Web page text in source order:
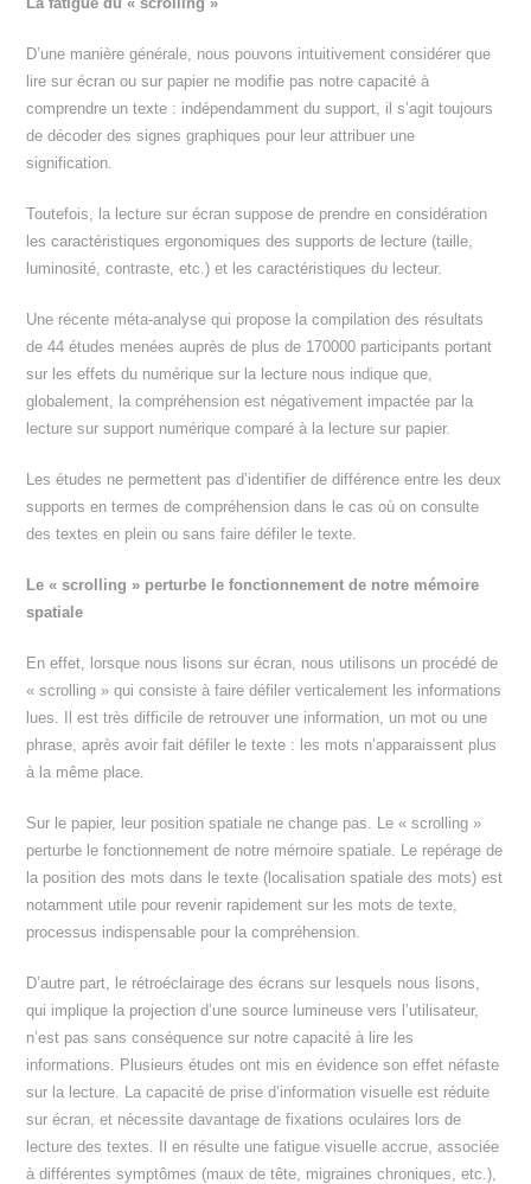
D’une manière générale, nous pouvons intuitivement considérer que
lire sur écran ou sur papier ne modifie pas notre capacité à
comprendre un texte : indépendamment du support, il s’agit toujours
de décoder des signes graphiques pour leur attribuer une
signification.
Toutefois, la lecture sur écran suppose de prendre en considération
les caractéristiques ergonomiques des supports de lecture (taille,
luminosité, contraste, etc.) et les caractéristiques du lecteur.
Une récente méta-analyse qui propose la compilation des résultats
de 44 études menées auprès de plus de 170000 participants portant
sur les effets du numérique sur la lecture nous indique que,
globalement, la compréhension est négativement impactée par la
lecture sur support numérique comparé à la lecture sur papier.
Les études ne permettent pas d’identifier de différence entre les deux
supports en termes de compréhension dans le cas où on consulte
des textes en plein ou sans faire défiler le texte.
Le « scrolling » perturbe le fonctionnement de notre mémoire
spatiale
En effet, lorsque nous lisons sur écran, nous utilisons un procédé de
« scrolling » qui consiste à faire défiler verticalement les informations
lues. Il est très difficile de retrouver une information, un mot ou une
phrase, après avoir fait défiler le texte : les mots n’apparaissent plus
à la même place.
Sur le papier, leur position spatiale ne change pas. Le « scrolling »
perturbe le fonctionnement de notre mémoire spatiale. Le repérage de
la position des mots dans le texte (localisation spatiale des mots) est
notamment utile pour revenir rapidement sur les mots de texte,
processus indispensable pour la compréhension.
D’autre part, le rétroéclairage des écrans sur lesquels nous lisons,
qui implique la projection d’une source lumineuse vers l’utilisateur,
n’est pas sans conséquence sur notre capacité à lire les
informations. Plusieurs études ont mis en évidence son effet néfaste
sur la lecture. La capacité de prise d’information visuelle est réduite
sur écran, et nécessite davantage de fixations oculaires lors de
lecture des textes. Il en résulte une fatigue visuelle accrue, associée
à différentes symptômes (maux de tête, migraines chroniques, etc.),